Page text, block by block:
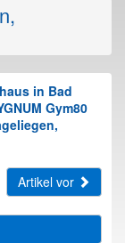
in Bad
Gym80
Artikel vor